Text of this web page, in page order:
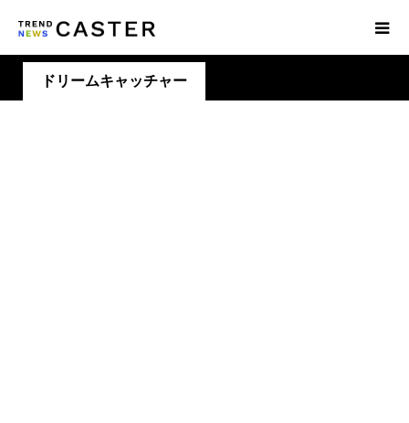
ドリームキャッチャー